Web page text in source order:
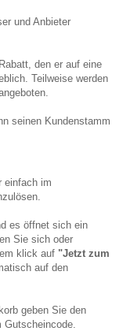
und Anbieter
den er auf eine
Teilweise werden
seinen Kundenstamm
einfach im
es öffnet sich ein
Sie sich oder
klick auf "Jetzt zum
auf den
geben Sie den
Gutscheincode.